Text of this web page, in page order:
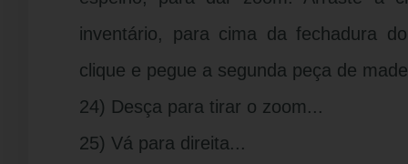
inventário, para cima da fechadura
clique e pegue a segunda peça de
24) Desça para tirar o zoom...
25) Vá para direita...